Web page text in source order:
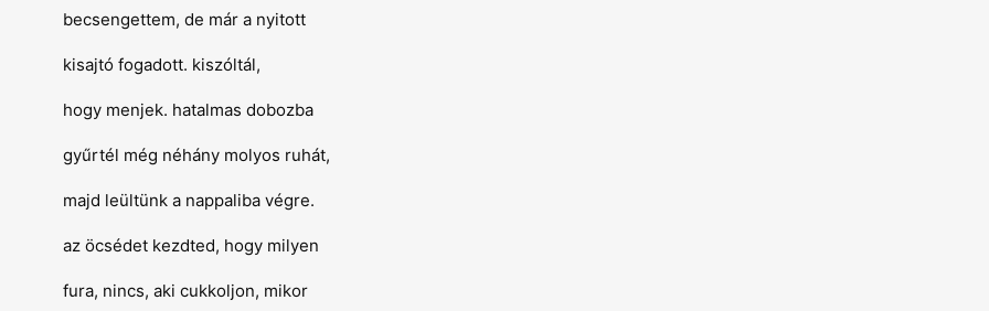
becsengettem, de már a nyitott
kisajtó fogadott. kiszóltál,
hogy menjek. hatalmas dobozba
gyűrtél még néhány molyos ruhát,
majd leültünk a nappaliba végre.
az öcsédet kezdted, hogy milyen
fura, nincs, aki cukkoljon, mikor